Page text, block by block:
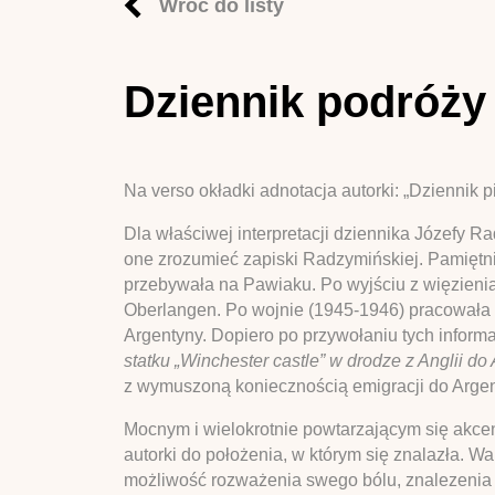
Wróć do listy
Dziennik
Na verso okładki adnotacja autorki: „Dziennik
Dla właściwej interpretacji dziennika Józefy
one zrozumieć zapiski Radzymińskiej.
przebywała na Pawiaku. Po wyjściu z
Oberlangen. Po wojnie (1945-1946)
Argentyny. Dopiero po przywołaniu tych
statku „Winchester castle” w drodze z Anglii
z wymuszoną koniecznością emigracji do
Mocnym i wielokrotnie powtarzającym się
autorki do położenia, w którym się znalazła.
możliwość rozważenia swego bólu,